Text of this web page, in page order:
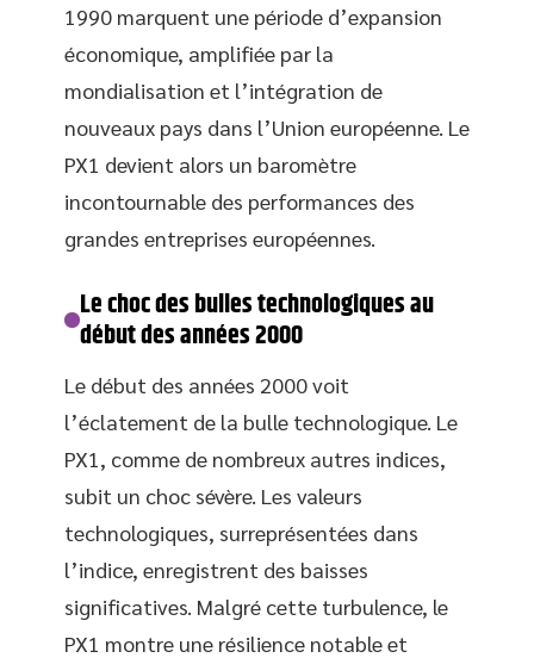
1990 marquent une période d’expansion
économique, amplifiée par la
mondialisation et l’intégration de
nouveaux pays dans l’Union européenne. Le
PX1 devient alors un baromètre
incontournable des performances des
grandes entreprises européennes.
Le choc des bulles technologiques au
début des années 2000
Le début des années 2000 voit
l’éclatement de la bulle technologique. Le
PX1, comme de nombreux autres indices,
subit un choc sévère. Les valeurs
technologiques, surreprésentées dans
l’indice, enregistrent des baisses
significatives. Malgré cette turbulence, le
PX1 montre une résilience notable et